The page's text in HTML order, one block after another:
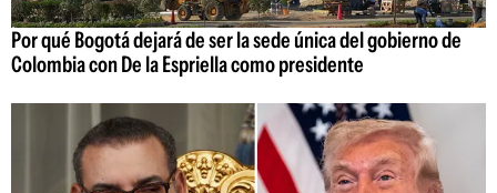
Por qué Bogotá dejará de ser la sede única del gobierno de
Colombia con De la Espriella como presidente